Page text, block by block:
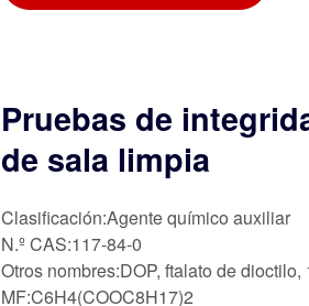
Pruebas de
de sala limpia
Clasificación:Agente químico auxiliar
N.º CAS:117-84-0
Otros nombres:DOP, ftalato de dioctilo,
MF:C6H4(COOC8H17)2